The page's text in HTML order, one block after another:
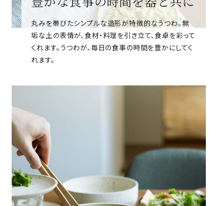
丸みを帯びたシンプルな造形が特徴的なうつわ。無
垢な土の表情が、食材・料理を引き立て、食卓を彩って
くれます。うつわが、毎日の食事の時間を豊かにしてく
れます。